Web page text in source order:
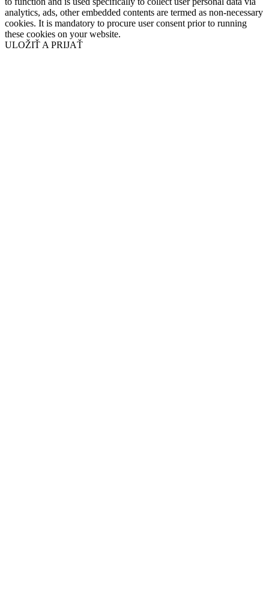
analytics, ads, other embedded contents are termed as non-necessary
cookies. It is mandatory to procure user consent prior to running
these cookies on your website.
ULOŽIŤ A PRIJAŤ